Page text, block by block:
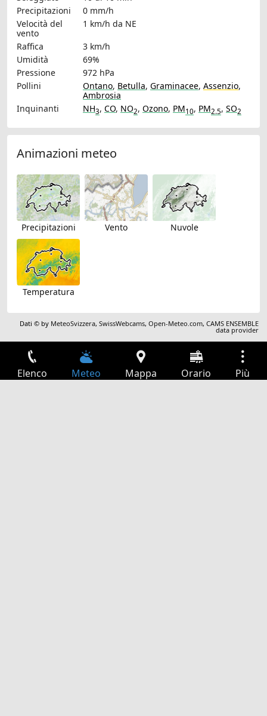
Precipitazioni
0 mm/h
Velocità del
vento
1 km/h da NE
Raffica
3 km/h
Umidità
69%
Pressione
972 hPa
Pollini
Ontano, Betulla, Graminacee, Assenzio,
Ambrosia
Inquinanti
NH3, CO, NO2, Ozono, PM10, PM2.5, SO2
Animazioni meteo
Precipitazioni Vento Nuvole
Temperatura
Dati © by MeteoSvizzera,SwissWebcams,Open-Meteo.com,CAMS ENSEMBLE
data provider
Elenco Meteo Mappa Orario Più